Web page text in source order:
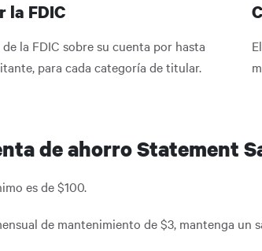
la FDIC
la FDIC sobre su cuenta por hasta
para cada categoría de titular.
de ahorro Statement
es de $100.
de mantenimiento de $3, mantenga un